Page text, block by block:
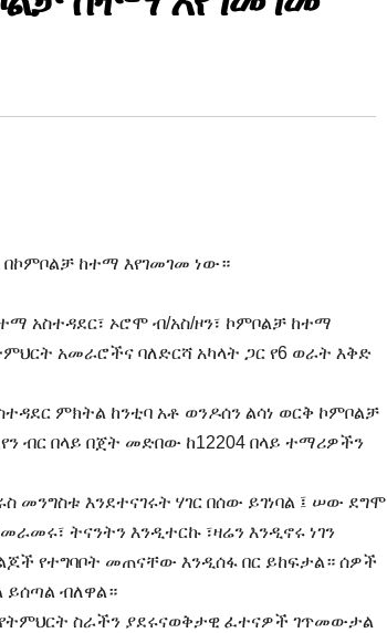
በኮምቦልቻ ከተማ እየገመገመ ነው።
አስተዳደር፣ ኦሮሞ ብ/አስ/ዞን፣ ኮምቦልቻ ከተማ
አመራሮችና ባለድርሻ አካላት ጋር የ6 ወራት እቅድ
ምክትል ከንቲባ አቶ ወንዶሰን ልሳነ ወርቅ ኮምቦልቻ
ብር በላይ በጀት መድበው ከ12204 በላይ ተማሪዎችን
እንደተናገሩት ሃገር በሰው ይገነባል ፤ ሠው ደግሞ
ትናንትን እንዲተርኩ ፣ዛሬን እንዲኖሩ ነገን
የተግባቦት መጠናቸው እንዲሰፋ በር ይከፍታል። ሰዎች
ይሰጣል ብለዋል።
ስራችን ያደሩናወቅታዊ ፈተናዎች ገጥመውታል